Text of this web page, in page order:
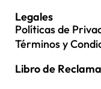
Legales
Políticas de
Términos y
Libro de